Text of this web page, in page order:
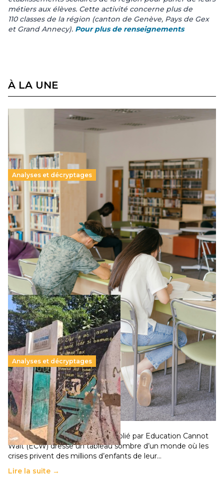
métiers aux élèves. Cette activité concerne plus de
110 classes de la région (canton de Genève, Pays de Gex
et Grand Annecy). Pour plus de renseignements
À LA UNE
Analyses et décryptages
Supérieur privé : une dérive qui met à mal la
promesse républicaine
11 juillet 2026-
Le projet de loi sur la régulation de l’enseignement
supérieur privé met en lumière l’amplification d’un système
qui relègue l’acte pédagogique au superfétatoire, voire à…
Lire la suite →
Analyses et décryptages
258 millions d’enfants victimes de la guerre, des
chocs climatiques et des déplacements de
population
11 juillet 2026- National
Un nouveau rapport mondial publié par Education Cannot
Wait (ECW) dresse un tableau sombre d’un monde où les
crises privent des millions d’enfants de leur…
Lire la suite →